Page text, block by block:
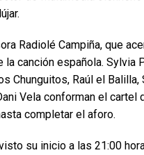
Radiolé Campiña, que
canción española. Sylvia
Chunguitos, Raúl el
Vela conforman el cartel
completar el aforo.
su inicio a las 21:00